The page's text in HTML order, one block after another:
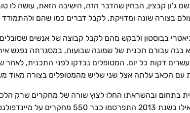
בשם ג'ון קבצין, הבחין שהדבר הזה, הישיבה הזאת, עושה
בצורה שונה ומדויקת, לקבל דברים כמו שהם
בבוסטון ולבקש מהם לקבל קבוצה של אנשים
בנה עבורם תכנית של שמונה שבועות, במסגרתה נפגש
עשרים דקות כל יום. המטופלים נבדקו לפני התכנית,
עם הכאב עלתה אצל שני שליש מהמטופלים בצורה מאוד
על מיינדפולנס, בשנות ה-90 היו מאה מחקרים